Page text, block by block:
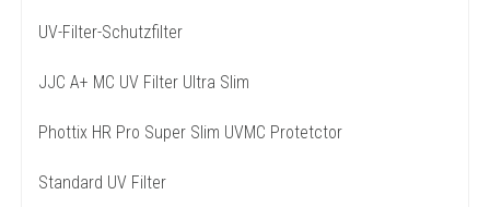
UV-Filter-Schutzfilter
JJC A+ MC UV Filter Ultra Slim
Phottix HR Pro Super Slim UVMC Protetctor
Standard UV Filter